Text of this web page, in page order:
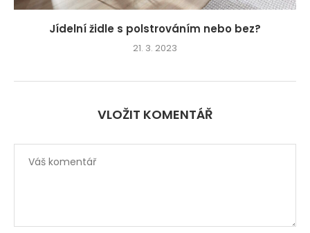
Jídelní židle s polstrováním nebo bez?
21. 3. 2023
VLOŽIT KOMENTÁŘ